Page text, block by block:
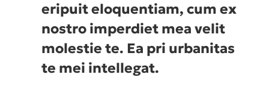
eripuit eloquentiam, cum ex
nostro imperdiet mea velit
molestie te. Ea pri urbanitas
te mei intellegat.